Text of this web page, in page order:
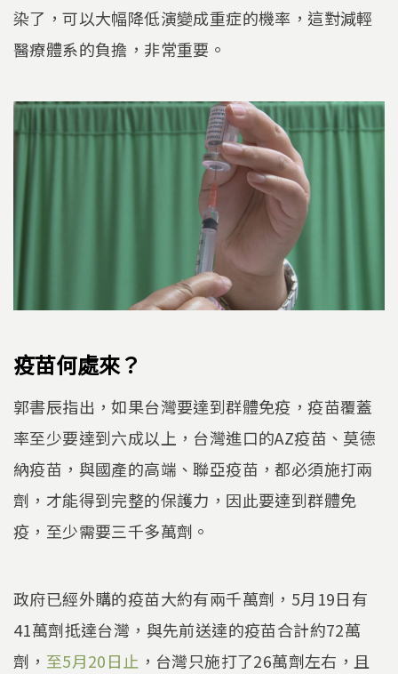
染了，可以大幅降低演變成重症的機率，這對減輕
醫療體系的負擔，非常重要。
疫苗何處來？
郭書辰指出，如果台灣要達到群體免疫，疫苗覆蓋
率至少要達到六成以上，台灣進口的AZ疫苗、莫德
納疫苗，與國產的高端、聯亞疫苗，都必須施打兩
劑，才能得到完整的保護力，因此要達到群體免
疫，至少需要三千多萬劑。
政府已經外購的疫苗大約有兩千萬劑，5月19日有
41萬劑抵達台灣，與先前送達的疫苗合計約72萬
劑， 至5月20日止 ，台灣只施打了26萬劑左右，且